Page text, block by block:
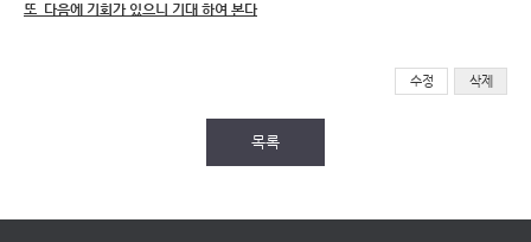
또 다음에 기회가 있으니 기대 하여 본다
수정 삭제
목록